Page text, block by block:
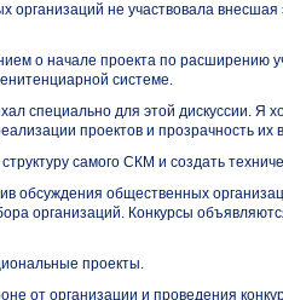
организаций не участвовала внесшая
о начале проекта по расширению
системе.
специально для этой дискуссии. Я
проектов и прозрачность их
самого СКМ и создать
обсуждения общественных
организаций. Конкурсы
проекты.
от организации и проведения